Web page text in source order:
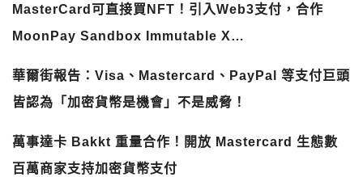
MasterCard可直接買NFT！引入Web3支付，合作
MoonPay Sandbox Immutable X…
華爾街報告：Visa、Mastercard、PayPal 等支付巨頭
皆認為「加密貨幣是機會」不是威脅！
萬事達卡 Bakkt 重量合作！開放 Mastercard 生態數
百萬商家支持加密貨幣支付